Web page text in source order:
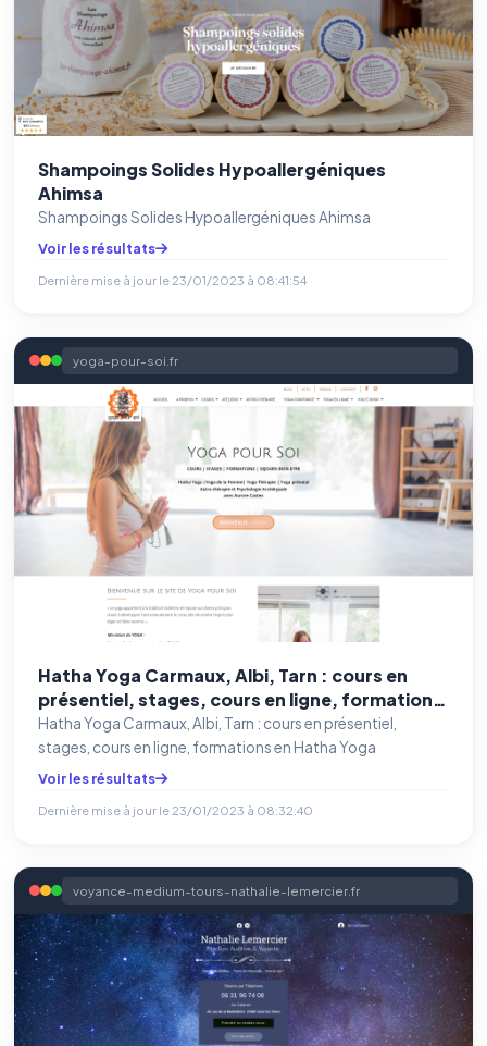
Shampoings Solides Hypoallergéniques
Ahimsa
Shampoings Solides Hypoallergéniques Ahimsa
Voir les résultats
Dernière mise à jour le 23/01/2023 à 08:41:54
yoga-pour-soi.fr
Hatha Yoga Carmaux, Albi, Tarn : cours en
présentiel, stages, cours en ligne, formations
en Hatha Yoga
Hatha Yoga Carmaux, Albi, Tarn : cours en présentiel,
stages, cours en ligne, formations en Hatha Yoga
Voir les résultats
Dernière mise à jour le 23/01/2023 à 08:32:40
voyance-medium-tours-nathalie-lemercier.fr